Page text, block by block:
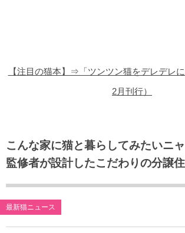
【注目の猫本】⇒「ツンツン猫をデレデレ
2月刊行）
こんな家に猫と暮らしてみたいニ
監修者が設計したこだわりの分譲
最新猫ニュース
猫のゲーム・アプリ
猫のフリー写真素材